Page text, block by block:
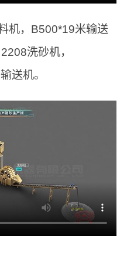
机，B500*19米输送
洗砂机，
送机。